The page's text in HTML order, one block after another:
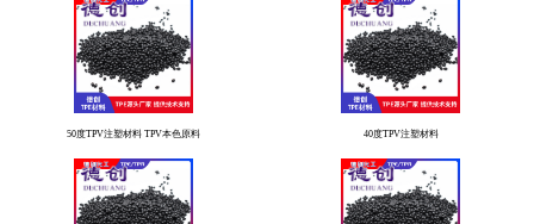
50度TPV注塑材料 TPV本色原料 40度TPV注塑材料